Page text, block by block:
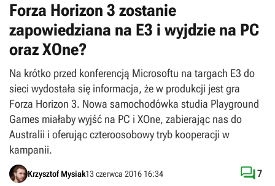
Forza Horizon 3 zostanie
zapowiedziana na E3 i wyjdzie na PC
oraz XOne?
Na krótko przed konferencją Microsoftu na targach E3 do
sieci wydostała się informacja, że w produkcji jest gra
Forza Horizon 3. Nowa samochodówka studia Playground
Games miałaby wyjść na PC i XOne, zabierając nas do
Australii i oferując czteroosobowy tryb kooperacji w
kampanii.
Krzysztof Mysiak13 czerwca 2016 16:34 7